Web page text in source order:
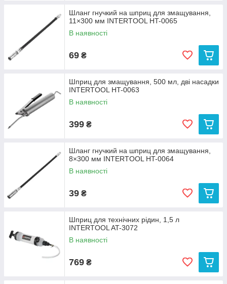
Шланг гнучкий на шприц для змащування,
11×300 мм INTERTOOL HT-0065
В наявності
69 ₴
Шприц для змащування, 500 мл, дві насадки
INTERTOOL HT-0063
В наявності
399 ₴
Шланг гнучкий на шприц для змащування,
8×300 мм INTERTOOL HT-0064
В наявності
39 ₴
Шприц для технічних рідин, 1,5 л
INTERTOOL AT-3072
В наявності
769 ₴